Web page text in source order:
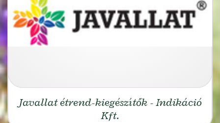
Javallat étrend-kiegészítők - Indikáció
Kft.